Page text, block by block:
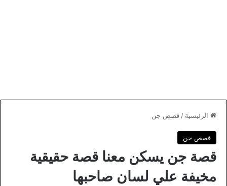
الرئيسية / قصص جن
قصص جن
قصة جن يسكن معنا قصة حقيقية
مخيفة علي لسان صاحبها